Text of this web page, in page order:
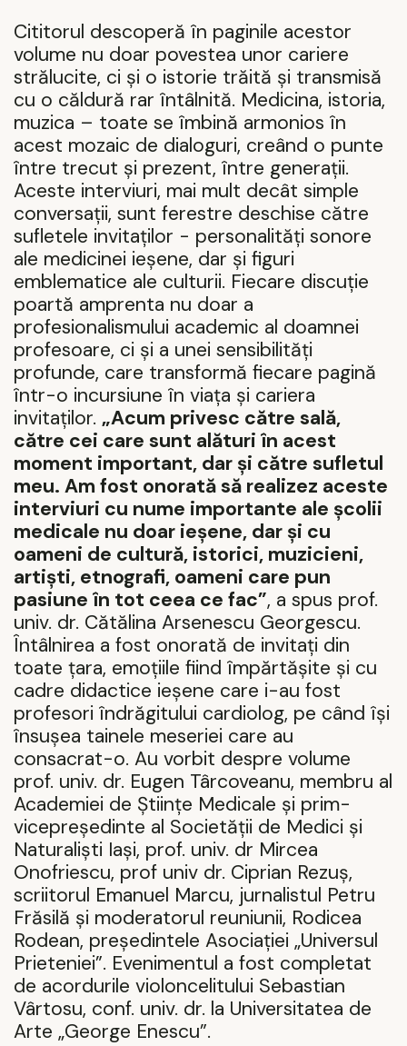
Cititorul descoperă în paginile acestor
volume nu doar povestea unor cariere
strălucite, ci și o istorie trăită și transmisă
cu o căldură rar întâlnită. Medicina, istoria,
muzica – toate se îmbină armonios în
acest mozaic de dialoguri, creând o punte
între trecut și prezent, între generații.
Aceste interviuri, mai mult decât simple
conversații, sunt ferestre deschise către
sufletele invitaților - personalități sonore
ale medicinei ieșene, dar și figuri
emblematice ale culturii. Fiecare discuție
poartă amprenta nu doar a
profesionalismului academic al doamnei
profesoare, ci și a unei sensibilități
profunde, care transformă fiecare pagină
într-o incursiune în viața și cariera
invitaților. „Acum privesc către sală,
către cei care sunt alături în acest
moment important, dar și către sufletul
meu. Am fost onorată să realizez aceste
interviuri cu nume importante ale școlii
medicale nu doar ieșene, dar și cu
oameni de cultură, istorici, muzicieni,
artiști, etnografi, oameni care pun
pasiune în tot ceea ce fac”, a spus prof.
univ. dr. Cătălina Arsenescu Georgescu.
Întâlnirea a fost onorată de invitați din
toate țara, emoțiile fiind împărtășite și cu
cadre didactice ieșene care i-au fost
profesori îndrăgitului cardiolog, pe când își
însușea tainele meseriei care au
consacrat-o. Au vorbit despre volume
prof. univ. dr. Eugen Târcoveanu, membru al
Academiei de Științe Medicale și prim-
vicepreședinte al Societății de Medici și
Naturaliști Iași, prof. univ. dr Mircea
Onofriescu, prof univ dr. Ciprian Rezuș,
scriitorul Emanuel Marcu, jurnalistul Petru
Frăsilă și moderatorul reuniunii, Rodicea
Rodean, președintele Asociației „Universul
Prieteniei”. Evenimentul a fost completat
de acordurile violoncelitului Sebastian
Vârtosu, conf. univ. dr. la Universitatea de
Arte „George Enescu”.